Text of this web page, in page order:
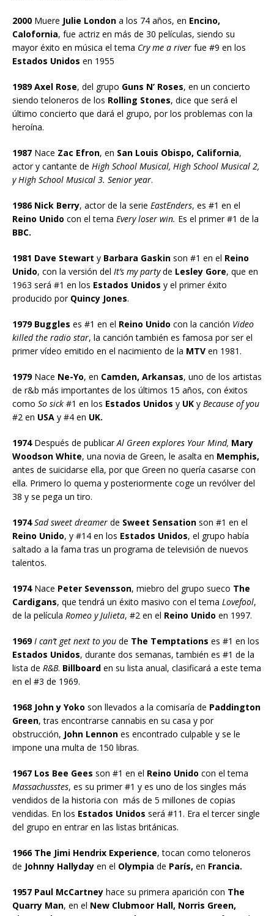
2000 Muere Julie London a los 74 años, en Encino,
Calofornia, fue actriz en más de 30 películas, siendo su
mayor éxito en música el tema Cry me a river fue #9 en los
Estados Unidos en 1955
1989 Axel Rose, del grupo Guns N’ Roses, en un concierto
siendo teloneros de los Rolling Stones, dice que será el
último concierto que dará el grupo, por los problemas con la
heroína.
1987 Nace Zac Efron, en San Louis Obispo, California,
actor y cantante de High School Musical, High School Musical 2,
y High School Musical 3. Senior year.
1986 Nick Berry, actor de la serie EastEnders, es #1 en el
Reino Unido con el tema Every loser win. Es el primer #1 de la
BBC.
1981 Dave Stewart y Barbara Gaskin son #1 en el Reino
Unido, con la versión del It’s my partyde Lesley Gore, que en
1963 será #1 en los Estados Unidos y el primer éxito
producido por Quincy Jones.
1979 Buggles es #1 en el Reino Unido con la canción Video
killed the radio star, la canción también es famosa por ser el
primer vídeo emitido en el nacimiento de la MTV en 1981.
1979Nace Ne-Yo, en Camden, Arkansas, uno de los artistas
de r&b más importantes de los últimos 15 años, con éxitos
como So sick #1 en los Estados Unidos y UK y Because of you
#2 en USA y #4 en UK.
1974Después de publicarAl Green explores Your Mind, Mary
Woodson White, una novia de Green, le asalta en Memphis,
antes de suicidarse ella, por que Green no quería casarse con
ella. Primero lo quema y posteriormente coge un revólver del
38 y se pega un tiro.
1974 Sad sweet dreamer de Sweet Sensation son #1 en el
Reino Unido, y #14 en los Estados Unidos, el grupo había
saltado a la fama tras un programa de televisión de nuevos
talentos.
1974Nace Peter Sevensson, miebro del grupo sueco The
Cardigans, que tendrá un éxito masivo con el tema Lovefool,
de la película Romeo y Julieta, #2 en el Reino Unido en 1997.
1969 I can’t get next to you de The Temptations es #1 en los
Estados Unidos, durante dos semanas, también es #1 de la
lista de R&B. Billboard en su lista anual, clasificará a este tema
en el #3 de 1969.
1968 John y Yoko son llevados a la comisaría de Paddington
Green, tras encontrarse cannabis en su casa y por
obstrucción, John Lennon es encontrado culpable y se le
impone una multa de 150 libras.
1967 Los Bee Gees son #1 en el Reino Unido con el tema
Massachusstes, es su primer #1 y es uno de los singles más
vendidos de la historia con más de 5 millones de copias
vendidas. En los Estados Unidos será #11. Era el tercer single
del grupo en entrar en las listas británicas.
1966 The Jimi Hendrix Experience, tocan como teloneros
de Johnny Hallyday en el Olympia de París, en Francia.
1957 Paul McCartney hace su primera aparición con The
Quarry Man, en el New Clubmoor Hall, Norris Green,